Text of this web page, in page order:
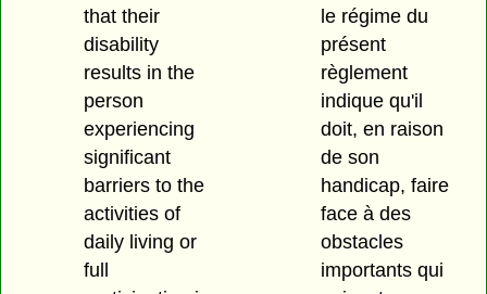
that their
disability
results in the
person
experiencing
significant
barriers to the
activities of
daily living or
full
le régime du
présent
règlement
indique qu'il
doit, en raison
de son
handicap, faire
face à des
obstacles
importants qui